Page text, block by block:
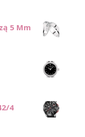
5 Mm
4